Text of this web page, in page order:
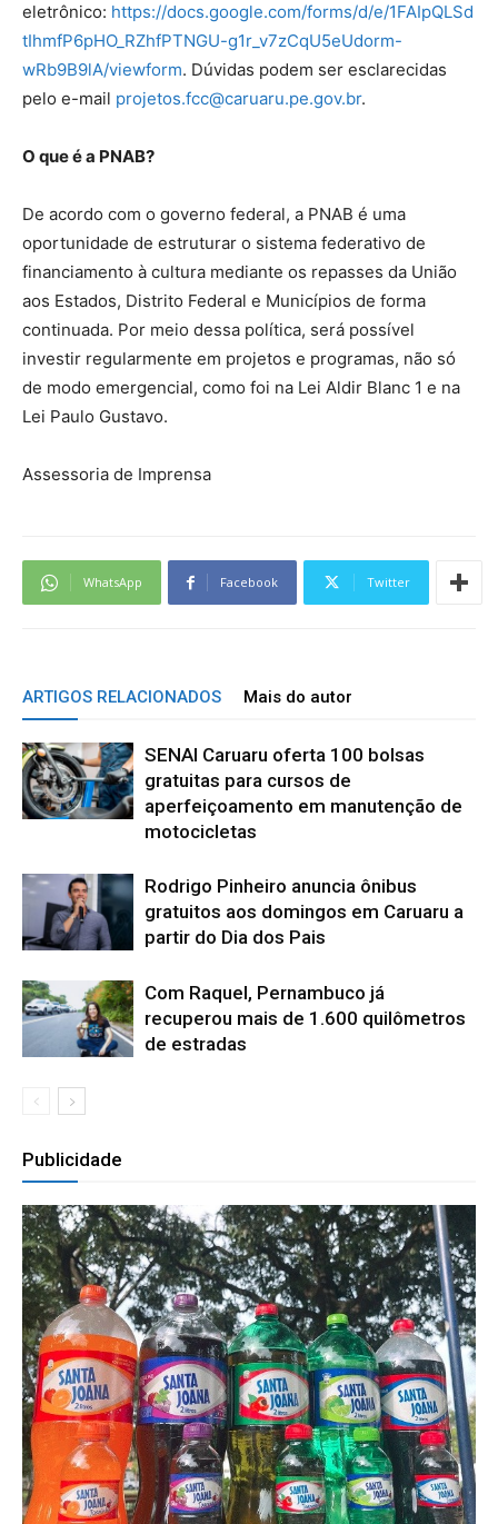
eletrônico: https://docs.google.com/forms/d/e/1FAIpQLSd
tIhmfP6pHO_RZhfPTNGU-g1r_v7zCqU5eUdorm-
wRb9B9lA/viewform. Dúvidas podem ser esclarecidas
pelo e-mail projetos.fcc@caruaru.pe.gov.br.
O que é a PNAB?
De acordo com o governo federal, a PNAB é uma
oportunidade de estruturar o sistema federativo de
financiamento à cultura mediante os repasses da União
aos Estados, Distrito Federal e Municípios de forma
continuada. Por meio dessa política, será possível
investir regularmente em projetos e programas, não só
de modo emergencial, como foi na Lei Aldir Blanc 1 e na
Lei Paulo Gustavo.
Assessoria de Imprensa
WhatsApp Facebook Twitter
ARTIGOS RELACIONADOS Mais do autor
SENAI Caruaru oferta 100 bolsas
gratuitas para cursos de
aperfeiçoamento em manutenção de
motocicletas
Rodrigo Pinheiro anuncia ônibus
gratuitos aos domingos em Caruaru a
partir do Dia dos Pais
Com Raquel, Pernambuco já
recuperou mais de 1.600 quilômetros
de estradas
Publicidade